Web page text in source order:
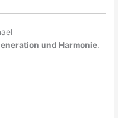
und Harmonie.